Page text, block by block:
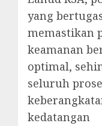
yang
memastikan
keamanan
optimal,
seluruh
kedatangan